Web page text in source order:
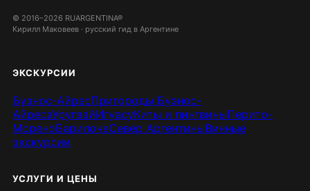
© 2016–2026 RUARGENTINA®
Кирилл Маковеев · русский гид в Аргентине
ЭКСКУРСИИ
Буэнос-АйресПригороды Буэнос-
АйресаУругвайИгуасуКиты и пингвиныПерито-
МореноБарилочеСевер АргентиныВинные
экскурсии
УСЛУГИ И ЦЕНЫ